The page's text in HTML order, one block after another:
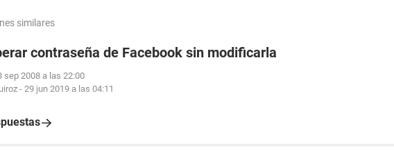
similares
contraseña de Facebook sin modificarla
sep 2008 a las 22:00
- 29 jun 2019 a las 04:11